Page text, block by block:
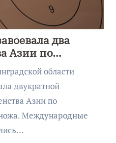
два
Азии по
области
двукратной
Азии по
Международные